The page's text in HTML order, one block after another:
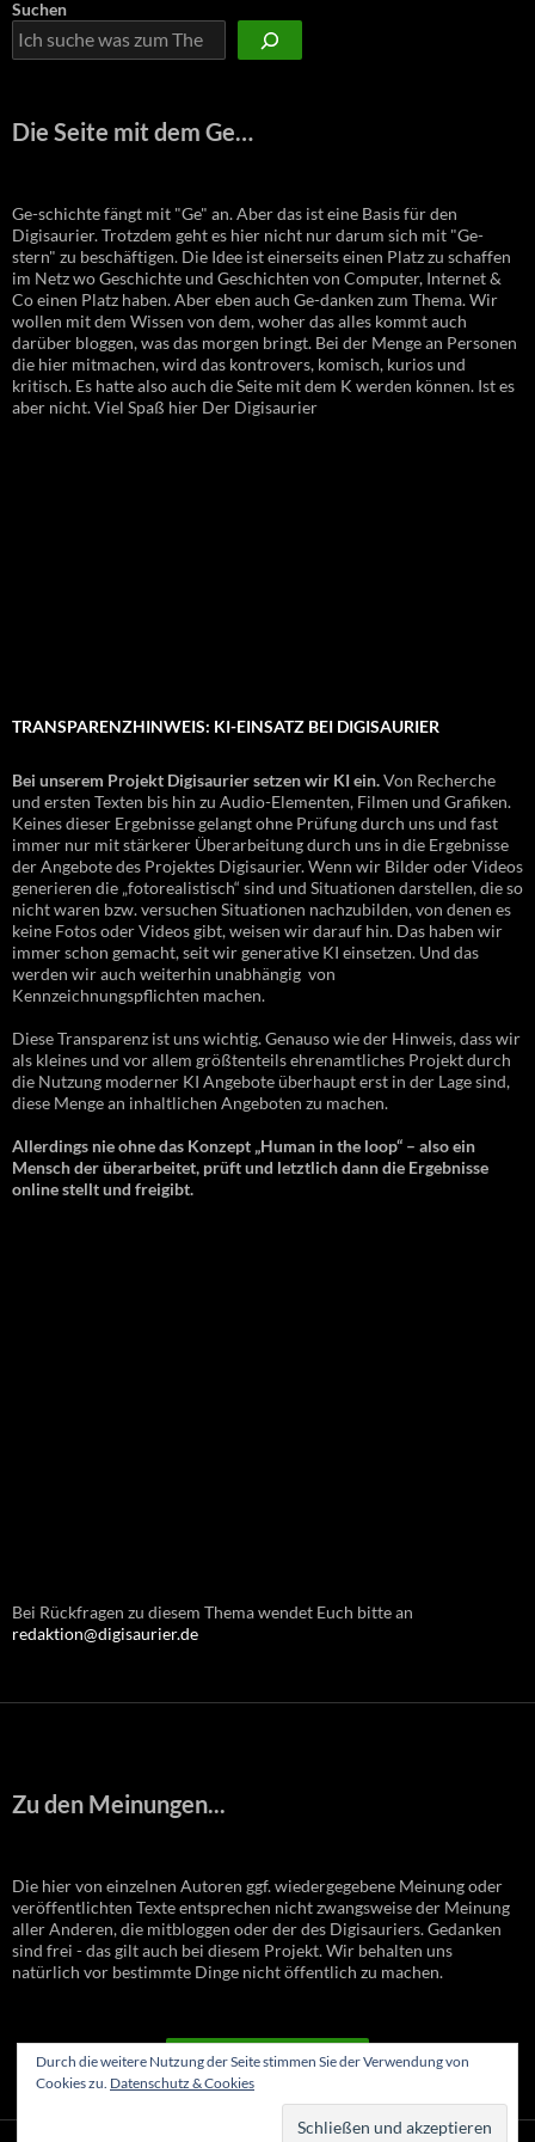
Suchen
Die Seite mit dem Ge…
Ge-schichte fängt mit "Ge" an. Aber das ist eine Basis für den
Digisaurier. Trotzdem geht es hier nicht nur darum sich mit "Ge-
stern" zu beschäftigen. Die Idee ist einerseits einen Platz zu schaffen
im Netz wo Geschichte und Geschichten von Computer, Internet &
Co einen Platz haben. Aber eben auch Ge-danken zum Thema. Wir
wollen mit dem Wissen von dem, woher das alles kommt auch
darüber bloggen, was das morgen bringt. Bei der Menge an Personen
die hier mitmachen, wird das kontrovers, komisch, kurios und
kritisch. Es hatte also auch die Seite mit dem K werden können. Ist es
aber nicht. Viel Spaß hier Der Digisaurier
TRANSPARENZHINWEIS: KI-EINSATZ BEI DIGISAURIER
Bei unserem Projekt Digisaurier setzen wir KI ein.Von Recherche
und ersten Texten bis hin zu Audio-Elementen, Filmen und Grafiken.
Keines dieser Ergebnisse gelangt ohne Prüfung durch uns und fast
immer nur mit stärkerer Überarbeitung durch uns in die Ergebnisse
der Angebote des Projektes Digisaurier. Wenn wir Bilder oder Videos
generieren die „fotorealistisch“ sind und Situationen darstellen, die so
nicht waren bzw. versuchen Situationen nachzubilden, von denen es
keine Fotos oder Videos gibt, weisen wir darauf hin. Das haben wir
immer schon gemacht, seit wir generative KI einsetzen. Und das
werden wir auch weiterhin unabhängig von
Kennzeichnungspflichten machen.
Diese Transparenz ist uns wichtig. Genauso wie der Hinweis, dass wir
als kleines und vor allem größtenteils ehrenamtliches Projekt durch
die Nutzung moderner KI Angebote überhaupt erst in der Lage sind,
diese Menge an inhaltlichen Angeboten zu machen.
Allerdings nie ohne das Konzept „Human in the loop“ – also ein
Mensch der überarbeitet, prüft und letztlich dann die Ergebnisse
online stellt und freigibt.
Bei Rückfragen zu diesem Thema wendet Euch bitte an
redaktion@digisaurier.de
Zu den Meinungen...
Die hier von einzelnen Autoren ggf. wiedergegebene Meinung oder
veröffentlichten Texte entsprechen nicht zwangsweise der Meinung
aller Anderen, die mitbloggen oder der des Digisauriers. Gedanken
sind frei - das gilt auch bei diesem Projekt. Wir behalten uns
natürlich vor bestimmte Dinge nicht öffentlich zu machen.
VERTRAG WIDERRUFEN
Durch die weitere Nutzung der Seite stimmen Sie der Verwendung von
Cookies zu. Datenschutz & Cookies